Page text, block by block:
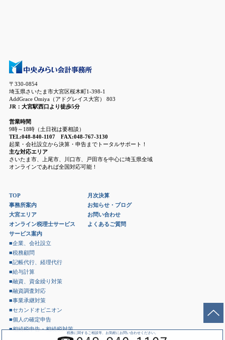
税務に関するご相談等、お気軽にお問い合わせください。
〒330-0854
埼玉県さいたま市大宮区桜木町1-398-1
AddGrace Omiya（アドグレイス大宮） 803
JR：大宮駅西口より徒歩5分
営業時間
9時～18時（土日祝は要相談）
TEL:048-840-1107 FAX:048-767-3130
起業・会社設立から決算・申告までトータルサポート！
主な対応エリア
さいたま市、上尾市、川口市、戸田市を中心に埼玉県全域
オンラインであれば全国対応可能！
TOP
事務所案内
大宮エリア
オンライン税理士サービス
サービス案内
■企業、会社設立
■税務顧問
■記帳代行、経理代行
■給与計算
■融資、資金繰り対策
■融資調査対応
■事業承継対策
■セカンドオピニオン
■個人の確定申告
■相続税申告・相続税対策
月次決算
お知らせ・ブログ
お問い合わせ
よくあるご質問